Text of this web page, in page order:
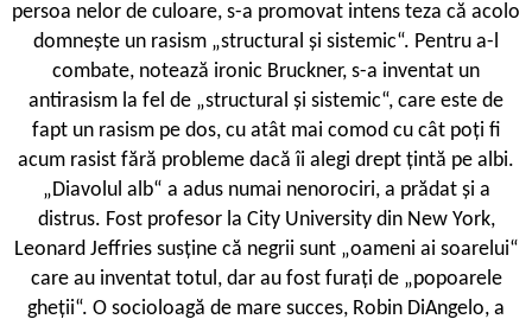
persoa nelor de culoare, s-a promovat intens teza că acolo
domnește un rasism „structural și sistemic“. Pentru a-l
combate, notează ironic Bruckner, s-a inventat un
antirasism la fel de „structural și sistemic“, care este de
fapt un rasism pe dos, cu atât mai comod cu cât poți fi
acum rasist fără probleme dacă îi alegi drept țintă pe albi.
„Diavolul alb“ a adus numai nenorociri, a prădat și a
distrus. Fost profesor la City University din New York,
Leonard Jeffries susține că negrii sunt „oameni ai soarelui“
care au inventat totul, dar au fost furați de „popoarele
gheții“. O socioloagă de mare succes, Robin DiAngelo, a